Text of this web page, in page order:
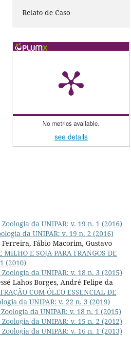
Relato de Caso
No metrics available.
see details
da UNIPAR: v. 19 n. 1 (2016)
da UNIPAR: v. 19 n. 2 (2016)
Fábio Macorim, Gustavo
E SOJA PARA FRANGOS DE
(2010)
da UNIPAR: v. 18 n. 3 (2015)
Lahos Borges, André Felipe da
COM ÓLEO ESSENCIAL DE
da UNIPAR: v. 22 n. 3 (2019)
da UNIPAR: v. 18 n. 1 (2015)
da UNIPAR: v. 15 n. 2 (2012)
da UNIPAR: v. 16 n. 1 (2013)